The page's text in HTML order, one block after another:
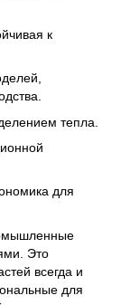
к
тепла.
для
Это
всегда и
для